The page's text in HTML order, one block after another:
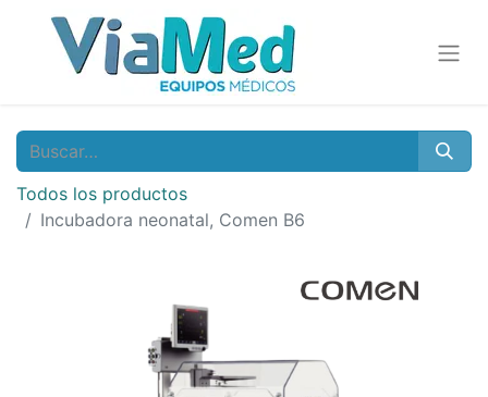
Todos los productos
Incubadora neonatal, Comen B6